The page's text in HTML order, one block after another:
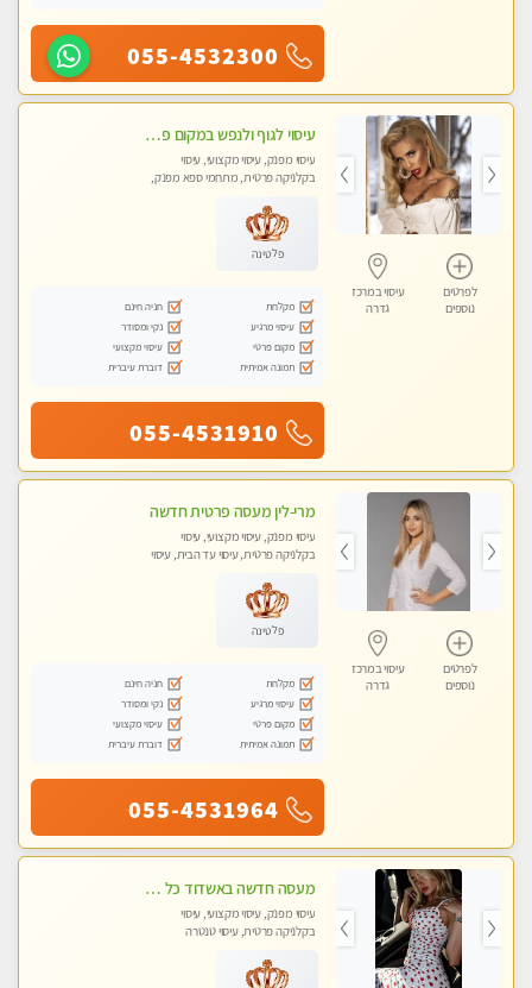
055-4532300
לפרטים
נוספים
עיסוי במרכז
גדרה
עיסוי לגוף ולנפש במקום פרטי ואיכותי
עיסוי מפנק, עיסוי מקצועי, עיסוי
בקלניקה פרטית, מתחמי ספא מפנק,
פלטינה
מקלחת
חניה חינם
עיסוי מרגיע
נקי ומסודר
מקום פרטי
עיסוי מקצועי
תמונה אמיתית
דוברת עיברית
055-4531910
לפרטים
נוספים
עיסוי במרכז
גדרה
מרי-לין מעסה פרטית חדשה
עיסוי מפנק, עיסוי מקצועי, עיסוי
בקלניקה פרטית, עיסוי עד הבית, עיסוי
פלטינה
מקלחת
חניה חינם
עיסוי מרגיע
נקי ומסודר
מקום פרטי
עיסוי מקצועי
תמונה אמיתית
דוברת עיברית
055-4531964
מעסה חדשה באשדוד כל סוגי העיסויים מעסה מקצועית ואיכותית פרטי!!!מומלץ לחלוטין!! Private! Highly recommended
עיסוי מפנק, עיסוי מקצועי, עיסוי
בקלניקה פרטית, עיסוי טנטרה